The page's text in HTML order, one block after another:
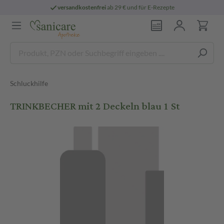
versandkostenfreiab 29 € und für E-Rezepte
Schluckhilfe
TRINKBECHER mit 2 Deckeln blau 1 St